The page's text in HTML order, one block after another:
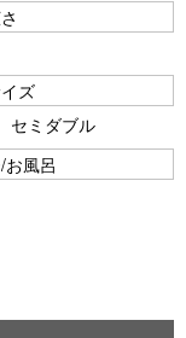
ズ
ミダブル
お風呂